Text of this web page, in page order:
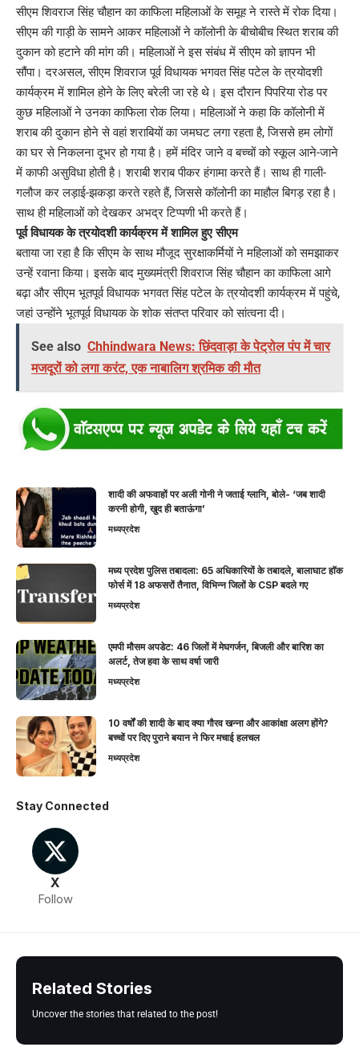
सीएम शिवराज सिंह चौहान का काफिला महिलाओं के समूह ने रास्ते में रोक दिया।
सीएम की गाड़ी के सामने आकर महिलाओं ने कॉलोनी के बीचोबीच स्थित शराब की
दुकान को हटाने की मांग की। महिलाओं ने इस संबंध में सीएम को ज्ञापन भी
सौंपा। दरअसल, सीएम शिवराज पूर्व विधायक भगवत सिंह पटेल के त्रयोदशी
कार्यक्रम में शामिल होने के लिए बरेली जा रहे थे। इस दौरान पिपरिया रोड पर
कुछ महिलाओं ने उनका काफिला रोक लिया। महिलाओं ने कहा कि कॉलोनी में
शराब की दुकान होने से वहां शराबियों का जमघट लगा रहता है, जिससे हम लोगों
का घर से निकलना दूभर हो गया है। हमें मंदिर जाने व बच्चों को स्कूल आने-जाने
में काफी असुविधा होती है। शराबी शराब पीकर हंगामा करते हैं। साथ ही गाली-
गलौज कर लड़ाई-झकड़ा करते रहते हैं, जिससे कॉलोनी का माहौल बिगड़ रहा है।
साथ ही महिलाओं को देखकर अभद्र टिप्पणी भी करते हैं।
पूर्व विधायक के त्रयोदशी कार्यक्रम में शामिल हुए सीएम
बताया जा रहा है कि सीएम के साथ मौजूद सुरक्षाकर्मियों ने महिलाओं को समझाकर
उन्हें रवाना किया। इसके बाद मुख्यमंत्री शिवराज सिंह चौहान का काफिला आगे
बढ़ा और सीएम भूतपूर्व विधायक भगवत सिंह पटेल के त्रयोदशी कार्यक्रम में पहुंचे,
जहां उन्होंने भूतपूर्व विधायक के शोक संतप्त परिवार को सांत्वना दी।
See also Chhindwara News: छिंदवाड़ा के पेट्रोल पंप में चार
मजदूरों को लगा करंट, एक नाबालिग श्रमिक की मौत
शादी की अफवाहों पर अली गोनी ने जताई ग्लानि, बोले- ‘जब शादी
करनी होगी, खुद ही बताऊंगा’
मध्यप्रदेश
मध्य प्रदेश पुलिस तबादला: 65 अधिकारियों के तबादले, बालाघाट हॉक
फोर्स में 18 अफसरों तैनात, विभिन्न जिलों के CSP बदले गए
मध्यप्रदेश
एमपी मौसम अपडेट: 46 जिलों में मेघगर्जन, बिजली और बारिश का
अलर्ट, तेज हवा के साथ वर्षा जारी
मध्यप्रदेश
10 वर्षों की शादी के बाद क्या गौरव खन्ना और आकांक्षा अलग होंगे?
बच्चों पर दिए पुराने बयान ने फिर मचाई हलचल
मध्यप्रदेश
Stay Connected
X
Follow
Related Stories
Uncover the stories that related to the post!